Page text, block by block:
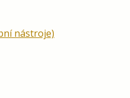
nástroje)